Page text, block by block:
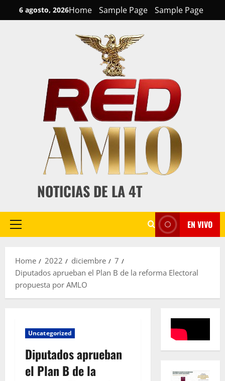
to
6 agosto, 2026Home Sample Page Sample Page
NOTICIAS DE LA 4T
Primary
EN VIVO
Home 2022 diciembre
7
Diputados aprueban el Plan B de la reforma Electoral
propuesta por AMLO
Uncategorized
Diputados aprueban
el Plan B de la